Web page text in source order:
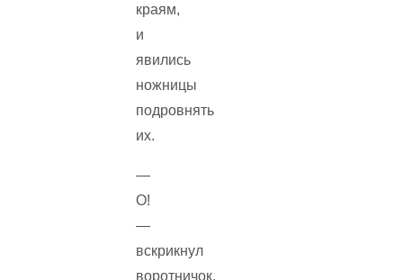
краям,
и
явились
ножницы
подровнять
их.
—
О!
—
вскрикнул
воротничок.